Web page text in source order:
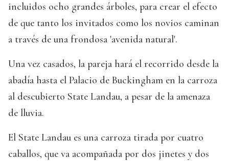
incluidos ocho grandes árboles, para crear el efecto
de que tanto los invitados como los novios caminan
a través de una frondosa 'avenida natural'.
Una vez casados, la pareja hará el recorrido desde la
abadía hasta el Palacio de Buckingham en la carroza
al descubierto State Landau, a pesar de la amenaza
de lluvia.
El State Landau es una carroza tirada por cuatro
caballos, que va acompañada por dos jinetes y dos